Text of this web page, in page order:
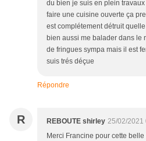
du bien je suis en plein
faire une cuisine ouverte ça
est complétement détruit
bien aussi me balader dans le
de fringues sympa mais il est
suis trés déçue
Répondre
R REBOUTE shirley 25/02/2021
Merci Francine pour cette